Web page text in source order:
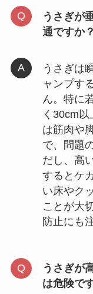
うさぎが
通ですか？
うさぎは
ャンプす
ん。特に
く30cm
は筋肉や
で、問題
だし、高
するとケ
い床やク
ことが大
防止にも
うさぎが
は危険で